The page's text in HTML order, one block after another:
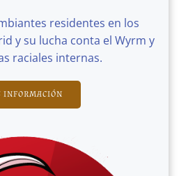
residentes en los
y su lucha conta el Wyrm y
raciales internas.
INFORMACIÓN